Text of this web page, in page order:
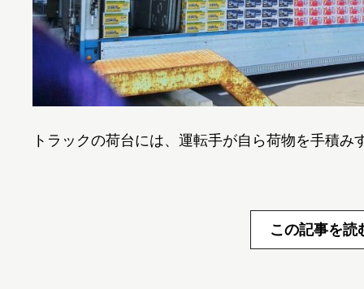
トラックの荷台には、運転手が自ら荷物を手積み
この記事を読